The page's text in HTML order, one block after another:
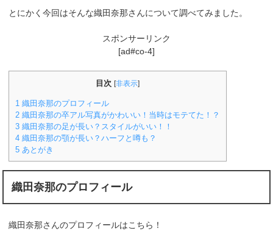
とにかく今回はそんな織田奈那さんについて調べてみました。
スポンサーリンク
[ad#co-4]
目次 [非表示]
1 織田奈那のプロフィール
2 織田奈那の卒アル写真がかわいい！当時はモテてた！？
3 織田奈那の足が長い？スタイルがいい！！
4 織田奈那の顎が長い？ハーフと噂も？
5 あとがき
織田奈那のプロフィール
織田奈那さんのプロフィールはこちら！